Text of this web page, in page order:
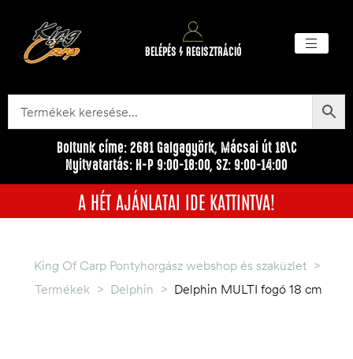
BELÉPÉS / REGISZTRÁCIÓ
Boltunk címe: 2681 Galgagyörk, Mácsai út 18\C
Nyitvatartás: H-P 9:00-18:00, SZ: 9:00-14:00
A HÉT AJÁNLATAI IDE KATTINTVA!
King Of Carp Pontyhorgász webshop és szaküzlet >
Termékek > Delphin > Delphin MULTI fogó 18 cm